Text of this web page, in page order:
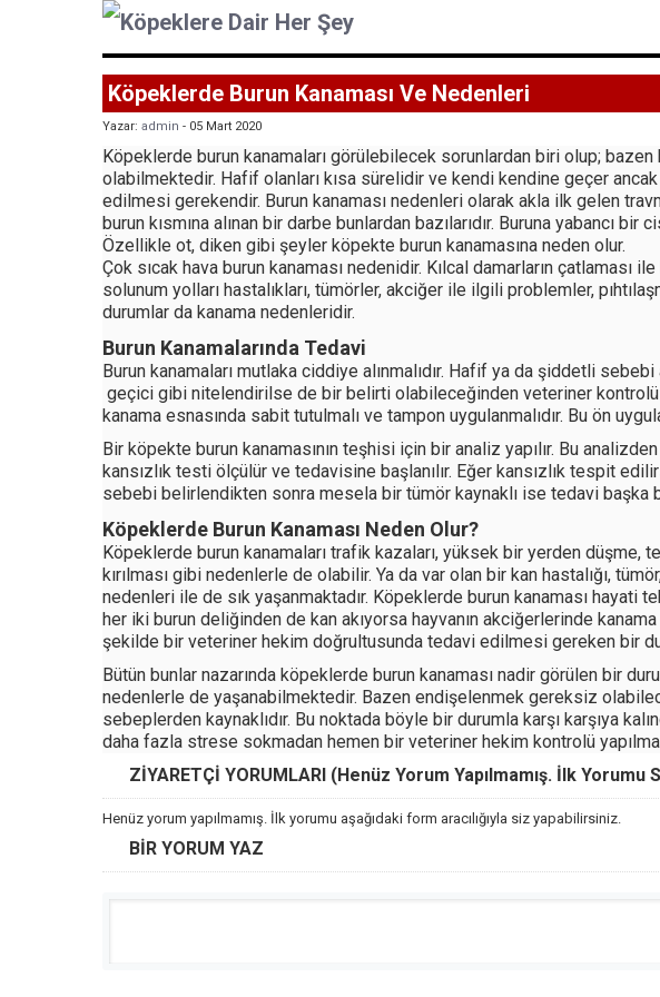
Köpeklerde Burun Kanaması Ve Nedenleri
Yazar: admin - 05 Mart 2020
Köpeklerde burun kanamaları görülebilecek sorunlardan biri olup;
olabilmektedir. Hafif olanları kısa sürelidir ve kendi kendine geçer
edilmesi gerekendir. Burun kanaması nedenleri olarak akla ilk gelen
burun kısmına alınan bir darbe bunlardan bazılarıdır. Buruna yabancı
Özellikle ot, diken gibi şeyler köpekte burun kanamasına neden olur.
Çok sıcak hava burun kanaması nedenidir. Kılcal damarların çatlaması
solunum yolları hastalıkları, tümörler, akciğer ile ilgili problemler,
durumlar da kanama nedenleridir.
Burun Kanamalarında Tedavi
Burun kanamaları mutlaka ciddiye alınmalıdır. Hafif ya da şiddetli sebebi
geçici gibi nitelendirilse de bir belirti olabileceğinden veteriner kontrolü
kanama esnasında sabit tutulmalı ve tampon uygulanmalıdır. Bu ön
Bir köpekte burun kanamasının teşhisi için bir analiz yapılır. Bu
kansızlık testi ölçülür ve tedavisine başlanılır. Eğer kansızlık tespit
sebebi belirlendikten sonra mesela bir tümör kaynaklı ise tedavi başka
Köpeklerde Burun Kanaması Neden Olur?
Köpeklerde burun kanamaları trafik kazaları, yüksek bir yerden düşme,
kırılması gibi nedenlerle de olabilir. Ya da var olan bir kan hastalığı,
nedenleri ile de sık yaşanmaktadır. Köpeklerde burun kanaması hayati
her iki burun deliğinden de kan akıyorsa hayvanın akciğerlerinde
şekilde bir veteriner hekim doğrultusunda tedavi edilmesi gereken bir
Bütün bunlar nazarında köpeklerde burun kanaması nadir görülen bir
nedenlerle de yaşanabilmektedir. Bazen endişelenmek gereksiz
sebeplerden kaynaklıdır. Bu noktada böyle bir durumla karşı karşıya
daha fazla strese sokmadan hemen bir veteriner hekim kontrolü
ZİYARETÇİ YORUMLARI (Henüz Yorum Yapılmamış. İlk Yorumu
Henüz yorum yapılmamış. İlk yorumu aşağıdaki form aracılığıyla siz yapabilirsiniz.
BİR YORUM YAZ